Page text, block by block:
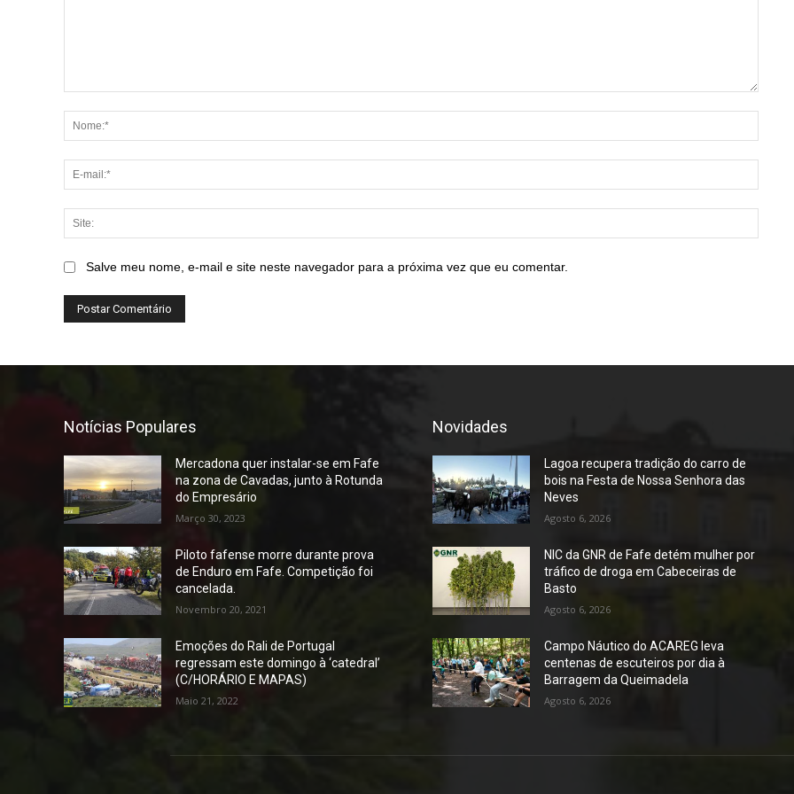
Salve meu nome, e-mail e site neste navegador para a próxima vez que eu comentar.
Notícias Populares
Mercadona quer instalar-se em Fafe
na zona de Cavadas, junto à Rotunda
do Empresário
Março 30, 2023
Piloto fafense morre durante prova
de Enduro em Fafe. Competição foi
cancelada.
Novembro 20, 2021
Emoções do Rali de Portugal
regressam este domingo à ‘catedral’
(C/HORÁRIO E MAPAS)
Maio 21, 2022
Novidades
Lagoa recupera tradição do carro de
bois na Festa de Nossa Senhora das
Neves
Agosto 6, 2026
NIC da GNR de Fafe detém mulher por
tráfico de droga em Cabeceiras de
Basto
Agosto 6, 2026
Campo Náutico do ACAREG leva
centenas de escuteiros por dia à
Barragem da Queimadela
Agosto 6, 2026